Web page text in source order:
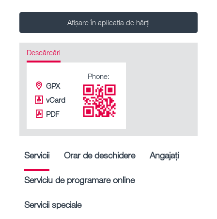
Afișare în aplicația de hărți
Descărcări
GPX
vCard
PDF
Phone:
Servicii Orar de deschidere Angajați
Serviciu de programare online
Servicii speciale